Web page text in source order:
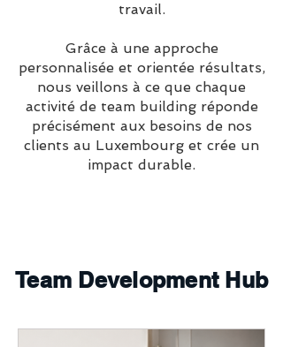
travail.
Grâce à une approche
personnalisée et orientée résultats,
nous veillons à ce que chaque
activité de team building réponde
précisément aux besoins de nos
clients au Luxembourg et crée un
impact durable.
Team Development Hub